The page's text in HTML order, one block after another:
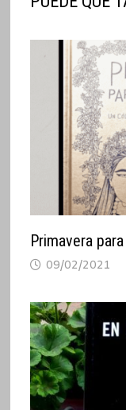
Primavera
09/02/2021